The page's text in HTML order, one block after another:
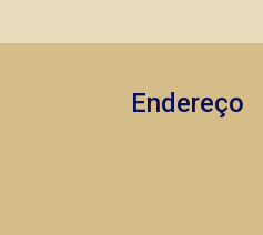
Endereço